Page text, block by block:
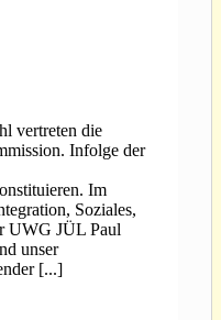
vertreten die
Infolge der
Im
Soziales,
UWG JÜL Paul
unser
[...]